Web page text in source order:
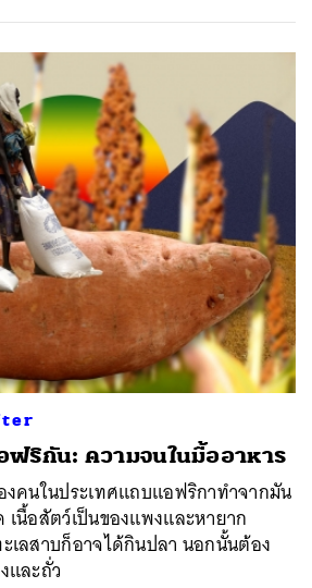
ฟริกัน: ความจนในมื้ออาหาร
คนในประเทศแถบแอฟริกาทำจากมัน
เนื้อสัตว์เป็นของแพงและหายาก
เลสาบก็อาจได้กินปลา นอกนั้นต้อง
และถั่ว